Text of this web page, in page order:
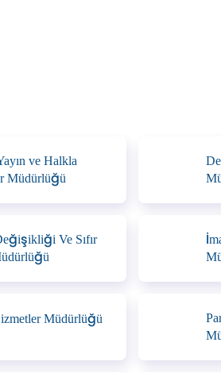
ve Halkla
Müdürlüğü
Ve Sıfır
Müdürlüğü